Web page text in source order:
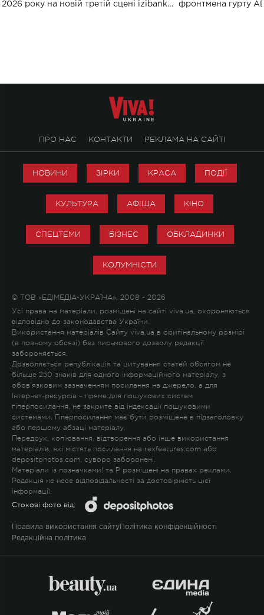
2026 року на новій третій сцені izibank
фронтмена гурту
ПРО НАС КОНТАКТИ РЕКЛАМА НА САЙТІ
НОВИНИ ЗІРКИ КРАСА ПОДІЇ
КУЛЬТУРА АФІША КІНО
СПЕЦТЕМИ БІЗНЕС ОБКЛАДИНКИ
КОЛУМНІСТИ
© ТОВ «ЕДІМЕДІА-УКРАЇНА», 2008 - 2026
Усі права на матеріали, розміщені на сайті viva.ua, охороняються
відповідно до законодавства України.
Використання матеріалів Сайту viva.ua в оригінальному розмірі
(в повному обсязі) без письмового дозволу редакції
забороняється.
Дозволяється републікація та цитування статей обсягом не
більше 250 знаків для одного інформаційного матеріалу, з
обов'язковим зазначенням посилання на джерело, а для
Інтернет-ресурсів – пряме для пошукових систем
гіперпосилання, не закрите від індексації пошуковими
системами. Гіперпосилання має бути розміщене в підзаголовку
або першому абзаці матеріалу.
Передрук, копіювання, відтворення або інше використання
матеріалів, які містять посилання на rexfeatures.com або
depositphotos.com, суворо заборонені.
Матеріали із позначками! та P розміщені на правах реклами.
Редакція не несе відповідальності за достовірність цієї
інформації.
Стокові фото від:
Правила використання сайту Політика конфіденційності
Редакційна політика